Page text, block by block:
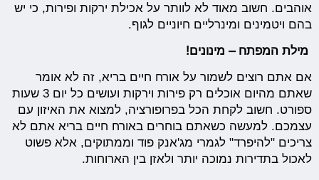
אוהבים. חשוב מאוד לא לוותר על אכילת ירקות ופירות, כי יש
בהם ויטמינים ומינרליים חיוניים לגוף.
מילת המפתח – מינונים!
אם אתם רוצים לשמור על אורח חיים בריא, זה לא אומר
שאתם מהיום אוכלים רק פירות וירקות ועושים כל יום 3 שעות
ספורט. חשוב לקחת הכל בפרופורציה, למצוא את האיזון עם
עצמכם. למעשה כשאתם בוחרים באורח חיים בריא אתם לא
צריכים "להיפרד" לגמרי מג'אנק פוד וממתוקים, אלא פשוט
לאכול בתדירות נמוכה יותר ולאזן בין הארוחות.